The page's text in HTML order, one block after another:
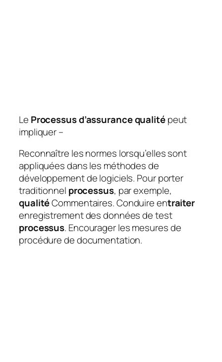
Le Processus d’assurance qualitépeut
impliquer –
Reconnaître les normes lorsqu’elles sont
appliquées dans les méthodes de
développement de logiciels. Pour porter
traditionnel processus, par exemple,
qualitéCommentaires. Conduire entraiter
enregistrement des données de test
processus. Encourager les mesures de
procédure de documentation.